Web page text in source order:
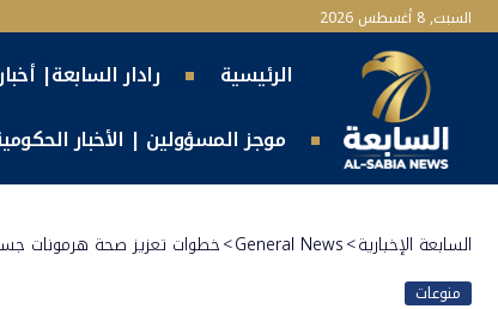
السبت, 8 أغسطس 2026
الرئيسية رادار السابعة|
موجز المسؤولين | الأخبار الحكومية
السابعة الإخبارية>
General News
>خطوات تعزيز صحة هرمونات
منوعات